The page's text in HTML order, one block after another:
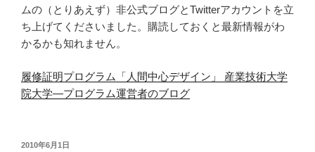
ムの（とりあえず）非公式ブログとTwitterアカウントを立
ち上げてくださいました。購読しておくと最新情報がわ
かるかも知れません。
履修証明プログラム「人間中心デザイン」 産業技術大学
院大学―プログラム運営者のブログ
投
2010年6月1日